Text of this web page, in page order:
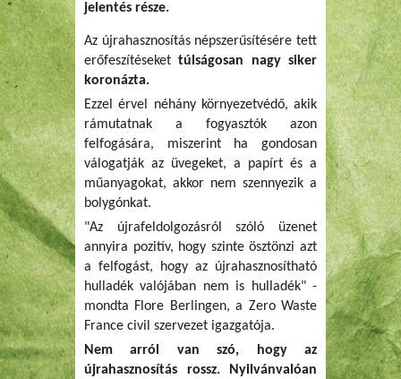
jelentés része.
Az újrahasznosítás népszerűsítésére tett
erőfeszítéseket túlságosan nagy siker
koronázta.
Ezzel érvel néhány környezetvédő, akik
rámutatnak a fogyasztók azon
felfogására, miszerint ha gondosan
válogatják az üvegeket, a papírt és a
műanyagokat, akkor nem szennyezik a
bolygónkat.
"Az újrafeldolgozásról szóló üzenet
annyira pozitív, hogy szinte ösztönzi azt
a felfogást, hogy az újrahasznosítható
hulladék valójában nem is hulladék" -
mondta Flore Berlingen, a Zero Waste
France civil szervezet igazgatója.
Nem arról van szó, hogy az
újrahasznosítás rossz. Nyilvánvalóan